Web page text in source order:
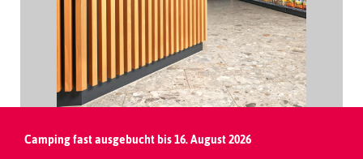
Camping fast ausgebucht bis 16. August 2026